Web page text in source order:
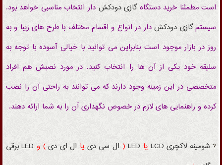
است مطمئناخرید دستگاهگازی دودکش دار انتخاب مناسبی خواهد بود.
سیستمگازی دودکشدار در انواع و اقسام مختلف با طرح های زیبا و به
روز در بازار موجود است بنابراین می توانید با خیالی آسوده با توجه به
سلیقه خود یکی از آن ها را انتخاب کنید. در مورد نصبش هم افراد
متخصصی در این زمینه وجود دارند که می توانند به راحتی آن را نصب
کرده و راهنمایی های لازم در خصوص نگهداری آن را به شما ارائه دهند.
? شومینه لاکچری LCD یا LED
( ال سی دی یا ال ای دی) و LED برقی